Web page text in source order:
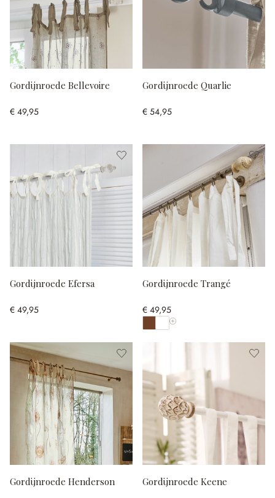
Gordijnroede Bellevoire
€ 49,95
Gordijnroede Quarlie
€ 54,95
Gordijnroede Efersa
€ 49,95
Gordijnroede Trangé
€ 49,95
Toon alle kleuren
Gordijnroede Henderson Gordijnroede Keene